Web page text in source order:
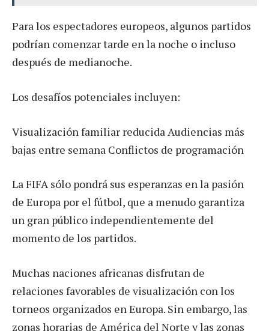
Para los espectadores europeos, algunos partidos
podrían comenzar tarde en la noche o incluso
después de medianoche.
Los desafíos potenciales incluyen:
Visualización familiar reducida Audiencias más
bajas entre semana Conflictos de programación
La FIFA sólo pondrá sus esperanzas en la pasión
de Europa por el fútbol, ​​que a menudo garantiza
un gran público independientemente del
momento de los partidos.
Muchas naciones africanas disfrutan de
relaciones favorables de visualización con los
torneos organizados en Europa. Sin embargo, las
zonas horarias de América del Norte y las zonas